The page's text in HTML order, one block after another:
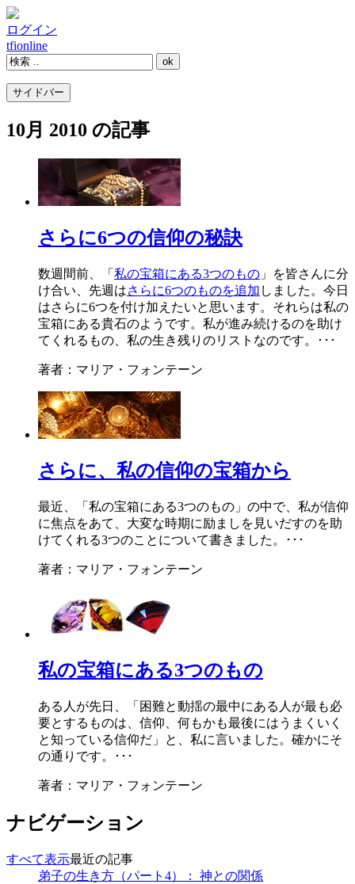
ログイン
tfionline
サイドバー
10月 2010 の記事
さらに6つの信仰の秘訣
数週間前、「 私の宝箱にある3つのもの 」を皆さんに分
け合い、先週はさらに6つのものを追加 しました。今日
はさらに6つを付け加えたいと思います。それらは私の
宝箱にある貴石のようです。私が進み続けるのを助け
てくれるもの、私の生き残りのリストなのです。･･･
著者：マリア・フォンテーン
さらに、私の信仰の宝箱から
最近、「私の宝箱にある3つのもの」の中で、私が信仰
に焦点をあて、大変な時期に励ましを見いだすのを助
けてくれる3つのことについて書きました。･･･
著者：マリア・フォンテーン
私の宝箱にある3つのもの
ある人が先日、「困難と動揺の最中にある人が最も必
要とするものは、信仰、何もかも最後にはうまくいく
と知っている信仰だ」と、私に言いました。確かにそ
の通りです。･･･
著者：マリア・フォンテーン
ナビゲーション
すべて表示最近の記事
弟子の生き方（パート4）： 神との関係